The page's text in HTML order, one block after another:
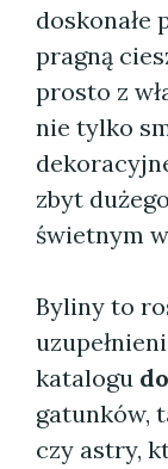
doskonałe
pragną
prosto z
nie tylko
zbyt
świetnym
Byliny to
katalogu
gatunków,
czy astry,